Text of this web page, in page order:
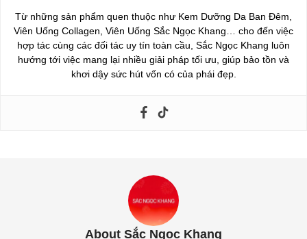
Từ những sản phẩm quen thuộc như Kem Dưỡng Da Ban Đêm,
Viên Uống Collagen, Viên Uống Sắc Ngọc Khang… cho đến việc
hợp tác cùng các đối tác uy tín toàn cầu, Sắc Ngọc Khang luôn
hướng tới việc mang lại nhiều giải pháp tối ưu, giúp bảo tồn và
khơi dậy sức hút vốn có của phái đẹp.
About Sắc Ngọc Khang